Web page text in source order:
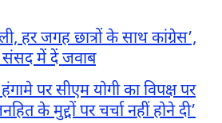
हर जगह छात्रों के साथ कांग्रेस’,
में दें जवाब
पर सीएम योगी का विपक्ष पर
के मुद्दों पर चर्चा नहीं होने दी’